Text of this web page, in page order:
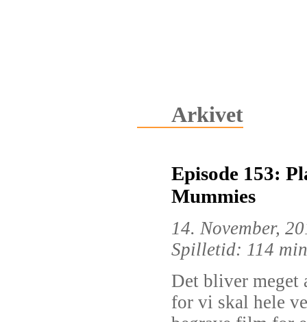
Arkivet
Episode 153:
Mummies
14. November,
Spilletid: 114
Det bliver meget
for vi skal hele